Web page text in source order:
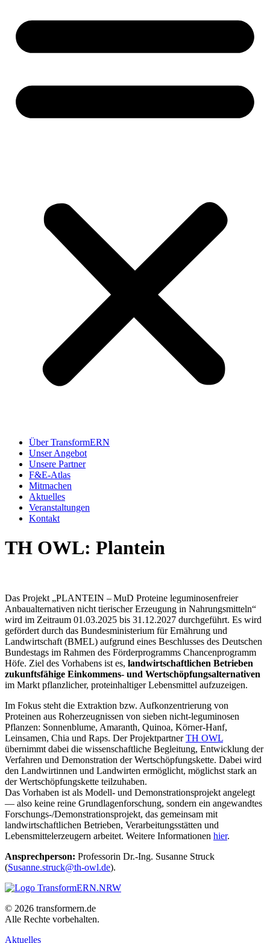
Über TransformERN
Unser Angebot
Unsere Partner
F&E-Atlas
Mitmachen
Aktuelles
Veranstaltungen
Kontakt
TH OWL: Plantein
Das Projekt „PLANTEIN – MuD Proteine leguminosenfreier
Anbaualternativen nicht tierischer Erzeugung in Nahrungsmitteln“
wird im Zeitraum 01.03.2025 bis 31.12.2027 durchgeführt. Es wird
gefördert durch das Bundesministerium für Ernährung und
Landwirtschaft (BMEL) aufgrund eines Beschlusses des Deutschen
Bundestags im Rahmen des Förderprogramms Chancenprogramm
Höfe. Ziel des Vorhabens ist es, landwirtschaftlichen Betrieben
zukunftsfähige Einkommens‑ und Wertschöpfungsalternativen
im Markt pflanzlicher, proteinhaltiger Lebensmittel aufzuzeigen.
Im Fokus steht die Extraktion bzw. Aufkonzentrierung von
Proteinen aus Roherzeugnissen von sieben nicht‑leguminosen
Pflanzen: Sonnenblume, Amaranth, Quinoa, Körner‑Hanf,
Leinsamen, Chia und Raps. Der ProjektpartnerTH OWL
übernimmt dabei die wissenschaftliche Begleitung, Entwicklung der
Verfahren und Demonstration der Wertschöpfungskette. Dabei wird
den Landwirtinnen und Landwirten ermöglicht, möglichst stark an
der Wertschöpfungskette teilzuhaben.
Das Vorhaben ist als Modell‑ und Demonstrationsprojekt angelegt
— also keine reine Grundlagenforschung, sondern ein angewandtes
Forschungs‑/Demonstrationsprojekt, das gemeinsam mit
landwirtschaftlichen Betrieben, Verarbeitungsstätten und
Lebensmittelerzeugern arbeitet. Weitere Informationen hier.
Ansprechperson: Professorin Dr.-Ing. Susanne Struck
(Susanne.struck@th-owl.de).
© 2026 transformern.de
Alle Rechte vorbehalten.
Aktuelles